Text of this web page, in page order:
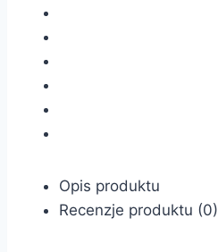
Opis produktu
Recenzje produktu (0)